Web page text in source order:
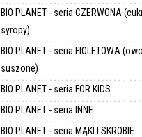
BIO PLANET - seria CZERWONA
syropy)
BIO PLANET - seria FIOLETOWA
suszone)
BIO PLANET - seria FOR KIDS
BIO PLANET - seria INNE
BIO PLANET - seria MĄKI I SKROBIE